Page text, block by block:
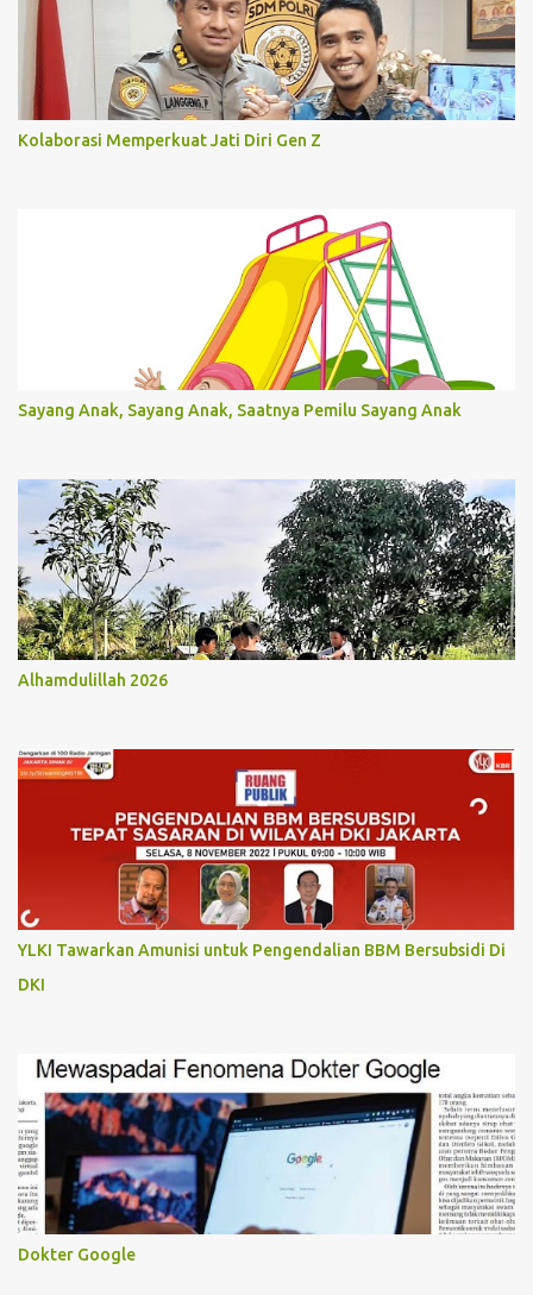
Kolaborasi Memperkuat Jati Diri Gen Z
Sayang Anak, Sayang Anak, Saatnya Pemilu Sayang Anak
Alhamdulillah 2026
YLKI Tawarkan Amunisi untuk Pengendalian BBM Bersubsidi Di
DKI
Dokter Google